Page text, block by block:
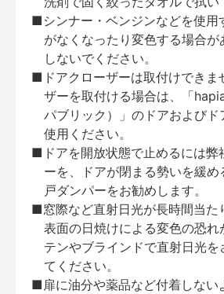
■シンナー・ベンジンなどを使用
がなくなったり変色する場合が
しないでください。
■ドアクローザーは取付けできま
ザーを取付ける場合は、「
パブリック）」のドアおよび
使用ください。
■ドアを開放状態で止めるには弊
ーを、ドアが閉まる勢いを緩め
戸ダンパーをお勧めします。
■窓際など直射日光が長時間当た
表面の日焼けによる変色の恐れ
テンやブラインドで直射日光を
てください。
■扉に油分や薬品など付着しない